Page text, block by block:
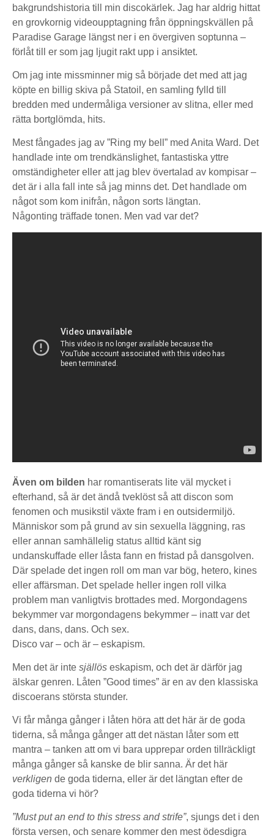
bakgrundshistoria till min discokärlek. Jag har aldrig hittat
en grovkornig videoupptagning från öppningskvällen på
Paradise Garage längst ner i en övergiven soptunna –
förlåt till er som jag ljugit rakt upp i ansiktet.
Om jag inte missminner mig så började det med att jag
köpte en billig skiva på Statoil, en samling fylld till
bredden med undermåliga versioner av slitna, eller med
rätta bortglömda, hits.
Mest fångades jag av ”Ring my bell” med Anita Ward. Det
handlade inte om trendkänslighet, fantastiska yttre
omständigheter eller att jag blev övertalad av kompisar –
det är i alla fall inte så jag minns det. Det handlade om
något som kom inifrån, någon sorts längtan.
Någonting träffade tonen. Men vad var det?
Även om bilden har romantiserats lite väl mycket i
efterhand, så är det ändå tveklöst så att discon som
fenomen och musikstil växte fram i en outsidermiljö.
Människor som på grund av sin sexuella läggning, ras
eller annan samhällelig status alltid känt sig
undanskuffade eller låsta fann en fristad på dansgolven.
Där spelade det ingen roll om man var bög, hetero, kines
eller affärsman. Det spelade heller ingen roll vilka
problem man vanligtvis brottades med. Morgondagens
bekymmer var morgondagens bekymmer – inatt var det
dans, dans, dans. Och sex.
Disco var – och är – eskapism.
Men det är inte själlös eskapism, och det är därför jag
älskar genren. Låten ”Good times” är en av den klassiska
discoerans största stunder.
Vi får många gånger i låten höra att det här är de goda
tiderna, så många gånger att det nästan låter som ett
mantra – tanken att om vi bara upprepar orden tillräckligt
många gånger så kanske de blir sanna. Är det här
verkligen de goda tiderna, eller är det längtan efter de
goda tiderna vi hör?
”Must put an end to this stress and strife”, sjungs det i den
första versen, och senare kommer den mest ödesdigra